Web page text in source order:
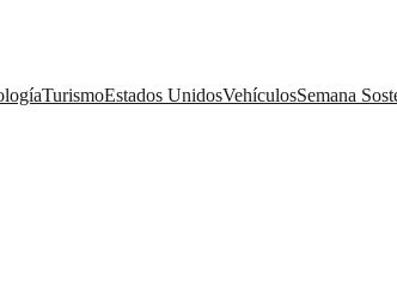
TurismoEstados UnidosVehículosSemana